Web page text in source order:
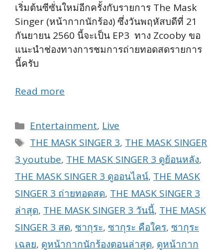
เริ่มต้นซีซั่นใหม่อีกครั้งกับรายการ The Mask
Singer (หน้ากากนักร้อง) ซึ่งวันพฤหัสบดีที่ 21
กันยายน 2560 นี้จะเป็น EP3 ทาง Zcooby ขอ
แนะนำช่องทางการชมการถ่ายทอดสดรายการ
นี้ครับ
Read more
Categories
Entertainment, Live
Tags
THE MASK SINGER 3, THE MASK SINGER
3 youtube, THE MASK SINGER 3 ดูย้อนหลัง,
THE MASK SINGER 3 ดูออนไลน์, THE MASK
SINGER 3 ถ่ายทอดสด, THE MASK SINGER 3
ล่าสุด, THE MASK SINGER 3 วันนี้, THE MASK
SINGER 3 สด, ซากุระ, ซากุระ คือใคร, ซากุระ
เฉลย, ดูหน้ากากนักร้องตอนล่าสุด, ดูหน้ากาก